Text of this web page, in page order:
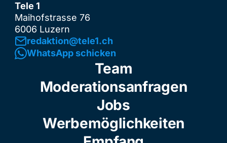
Tele 1
Maihofstrasse 76
6006 Luzern
redaktion@tele1.ch
WhatsApp schicken
Team
Moderationsanfragen
Jobs
Werbemöglichkeiten